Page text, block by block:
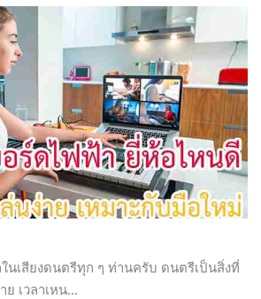
นเสียงดนตรีทุก ๆ ท่านครับ ดนตรีเป็นสิ่งที่
เวลาเหน...